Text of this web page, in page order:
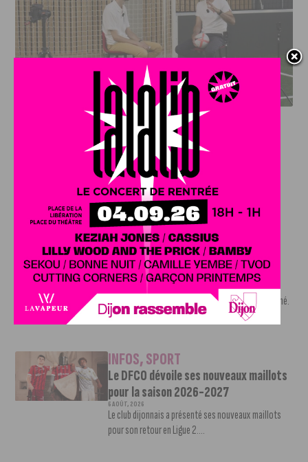
DFCO : RENCONTRE AVEC PIERRE-HENRI DEBALLON,
L’ARTISAN DE LA MONTÉE EN LIGUE 2
INFOS SPORT
DFCO : Rencontre avec Pierre-Henri
Deballon, l’artisan de la montée en
Ligue 2
7 AOÛT, 2026
Le DFCO est de retour en Ligue 2 après trois ans
d’absence. La saison...
INFOS,SPORT
Nouvelle arrivée à la JDA Basket,
Shevon Thompson est dijonnais
Le mercato estival de la JDA n’est pas encore terminé.
Une nouvelle recrue vient...
INFOS,SPORT
Le DFCO dévoile ses nouveaux maillots
pour la saison 2026-2027
6 AOÛT, 2026
Le club dijonnais a présenté ses nouveaux maillots
pour son retour en Ligue 2....